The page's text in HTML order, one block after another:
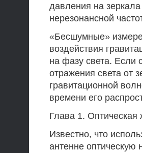
давления на
нерезонансной
«Бесшумные»
воздействия
на фазу света. Если
отражения света от
гравитационной
времени его
Глава 1. Оптическая
Известно, что
антенне оптическую